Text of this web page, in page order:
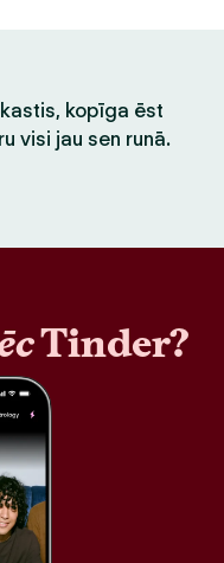
kopīga ēst
visi jau sen runā.
Tinder?